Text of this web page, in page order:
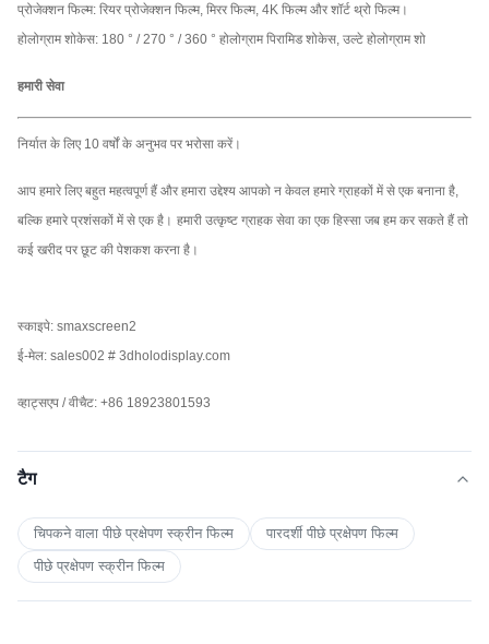
प्रोजेक्शन फिल्म: रियर प्रोजेक्शन फिल्म, मिरर फिल्म, 4K फिल्म और शॉर्ट थ्रो फिल्म।
होलोग्राम शोकेस: 180 ° / 270 ° / 360 ° होलोग्राम पिरामिड शोकेस, उल्टे होलोग्राम शो
हमारी सेवा
निर्यात के लिए 10 वर्षों के अनुभव पर भरोसा करें।
आप हमारे लिए बहुत महत्वपूर्ण हैं और हमारा उद्देश्य आपको न केवल हमारे ग्राहकों में से एक बनाना है,
बल्कि हमारे प्रशंसकों में से एक है। हमारी उत्कृष्ट ग्राहक सेवा का एक हिस्सा जब हम कर सकते हैं तो
कई खरीद पर छूट की पेशकश करना है।
स्काइपे: smaxscreen2
ई-मेल: sales002 # 3dholodisplay.com
व्हाट्सएप / वीचैट: +86 18923801593
टैग
चिपकने वाला पीछे प्रक्षेपण स्क्रीन फिल्म
पारदर्शी पीछे प्रक्षेपण फिल्म
पीछे प्रक्षेपण स्क्रीन फिल्म